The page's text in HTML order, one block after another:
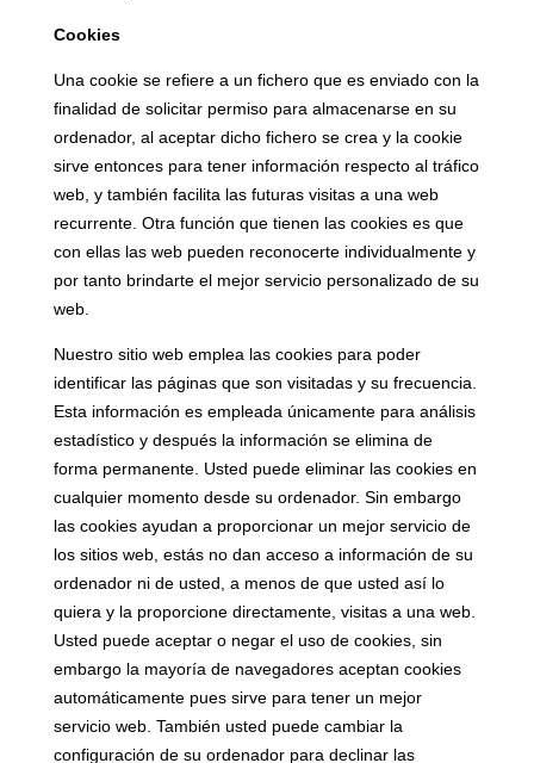
Cookies
Una cookie se refiere a un fichero que es enviado con la
finalidad de solicitar permiso para almacenarse en su
ordenador, al aceptar dicho fichero se crea y la cookie
sirve entonces para tener información respecto al tráfico
web, y también facilita las futuras visitas a una web
recurrente. Otra función que tienen las cookies es que
con ellas las web pueden reconocerte individualmente y
por tanto brindarte el mejor servicio personalizado de su
web.
Nuestro sitio web emplea las cookies para poder
identificar las páginas que son visitadas y su frecuencia.
Esta información es empleada únicamente para análisis
estadístico y después la información se elimina de
forma permanente. Usted puede eliminar las cookies en
cualquier momento desde su ordenador. Sin embargo
las cookies ayudan a proporcionar un mejor servicio de
los sitios web, estás no dan acceso a información de su
ordenador ni de usted, a menos de que usted así lo
quiera y la proporcione directamente, visitas a una web.
Usted puede aceptar o negar el uso de cookies, sin
embargo la mayoría de navegadores aceptan cookies
automáticamente pues sirve para tener un mejor
servicio web. También usted puede cambiar la
configuración de su ordenador para declinar las